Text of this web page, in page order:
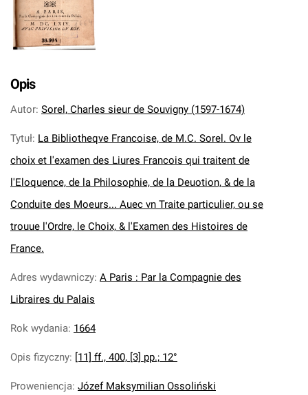
Opis
Autor: Sorel, Charles sieur de Souvigny (1597-1674)
Tytuł: La Bibliotheqve Francoise, de M.C. Sorel. Ov le
choix et l'examen des Liures Francois qui traitent de
l'Eloquence, de la Philosophie, de la Deuotion, & de la
Conduite des Moeurs... Auec vn Traite particulier, ou se
trouue l'Ordre, le Choix, & l'Examen des Histoires de
France.
Adres wydawniczy: A Paris : Par la Compagnie des
Libraires du Palais
Rok wydania: 1664
Opis fizyczny: [11] ff., 400, [3] pp.; 12°
Proweniencja: Józef Maksymilian Ossoliński